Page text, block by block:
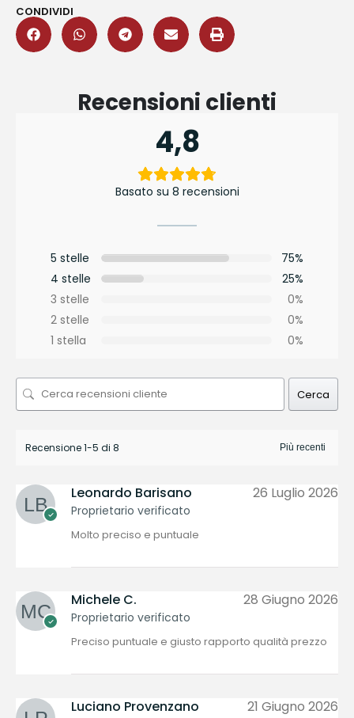
CONDIVIDI
Recensioni clienti
4,8
Basato su 8 recensioni
5 stelle
75%
4 stelle
25%
3 stelle
0%
2 stelle
0%
1 stella
0%
Cerca
Recensione 1-5 di 8
Leonardo Barisano
Proprietario verificato
26 Luglio 2026
Molto preciso e puntuale
Michele C.
Proprietario verificato
28 Giugno 2026
Preciso puntuale e giusto rapporto qualità prezzo
Luciano Provenzano 21 Giugno 2026